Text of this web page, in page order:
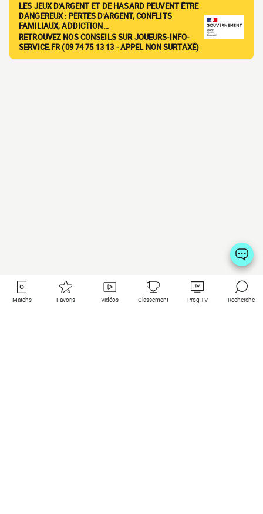
LES JEUX D'ARGENT ET DE HASARD PEUVENT ÊTRE
DANGEREUX : PERTES D'ARGENT, CONFLITS
FAMILIAUX, ADDICTION…
RETROUVEZ NOS CONSEILS SUR JOUEURS-INFO-
SERVICE.FR (09 74 75 13 13 - APPEL NON SURTAXÉ)
Matchs Favoris Vidéos Classement Prog TV Recherche